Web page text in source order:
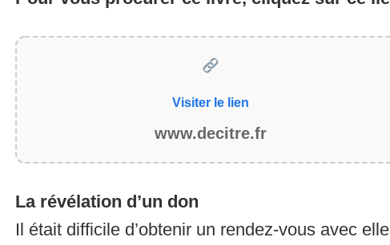
Visiter le lien
www.decitre.fr
La révélation d’un don
Il était difficile d’obtenir un rendez-vous avec